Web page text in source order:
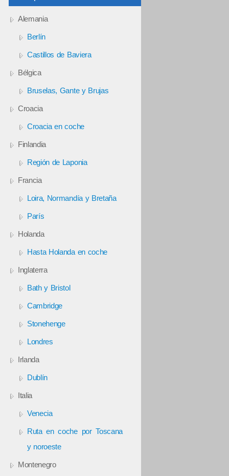
Alemania
Berlín
Castillos de Baviera
Bélgica
Bruselas, Gante y Brujas
Croacia
Croacia en coche
Finlandia
Región de Laponia
Francia
Loira, Normandía y Bretaña
París
Holanda
Hasta Holanda en coche
Inglaterra
Bath y Bristol
Cambridge
Stonehenge
Londres
Irlanda
Dublín
Italia
Venecia
Ruta en coche por Toscana
y noroeste
Montenegro